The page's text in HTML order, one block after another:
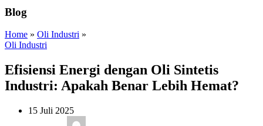
Blog
Home » Oli Industri »
Oli Industri
Efisiensi Energi dengan Oli Sintetis
Industri: Apakah Benar Lebih Hemat?
15 Juli 2025